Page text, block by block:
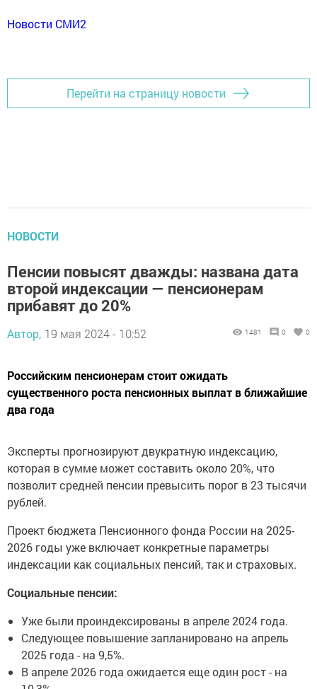
Новости СМИ2
Перейти на страницу новости
НОВОСТИ
Пенсии повысят дважды: названа дата
второй индексации — пенсионерам
прибавят до 20%
Автор, 19 мая 2024 - 10:52 1481 0 0
Российским пенсионерам стоит ожидать
существенного роста пенсионных выплат в ближайшие
два года
Эксперты прогнозируют двукратную индексацию,
которая в сумме может составить около 20%, что
позволит средней пенсии превысить порог в 23 тысячи
рублей.
Проект бюджета Пенсионного фонда России на 2025-
2026 годы уже включает конкретные параметры
индексации как социальных пенсий, так и страховых.
Социальные пенсии:
Уже были проиндексированы в апреле 2024 года.
Следующее повышение запланировано на апрель
2025 года - на 9,5%.
В апреле 2026 года ожидается еще один рост - на